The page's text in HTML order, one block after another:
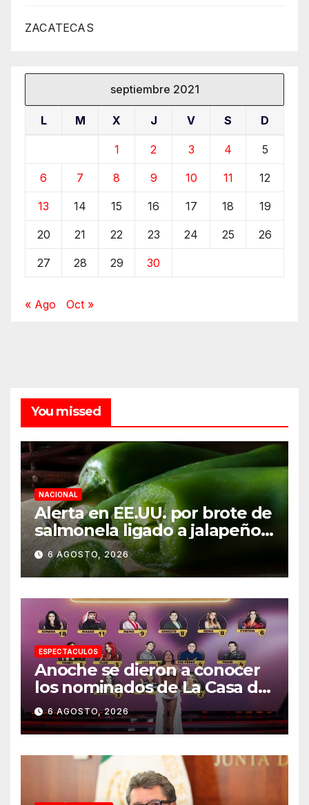
ZACATECAS
septiembre 2021
L M X J V S D
1 2 3 4 5
6 7 8 9 10 11 12
13 14 15 16 17 18 19
20 21 22 23 24 25 26
27 28 29 30
« Ago Oct »
You missed
NACIONAL
Alerta en EE.UU. por brote de
salmonela ligado a jalapeños
mexicanos; reportan 345
casos
6 AGOSTO, 2026
ESPECTACULOS
Anoche se dieron a conocer
los nominados de La Casa de
los Famosos México 2026 en
la segunda semana
6 AGOSTO, 2026